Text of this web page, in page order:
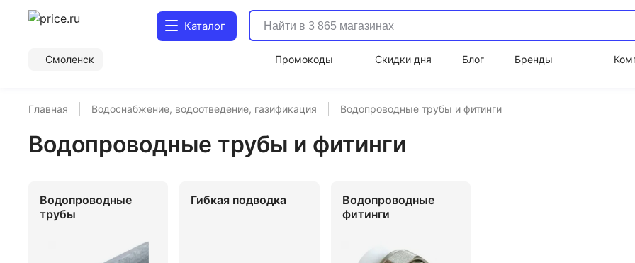
Каталог
Смоленск
Промокоды Скидки дня Блог Бренды
Главная Водоснабжение, водоотведение, газификация Водопроводные трубы и фитинги
Водопроводные трубы и фитинги
Водопроводные
трубы
Гибкая подводка
Водопроводные
фитинги